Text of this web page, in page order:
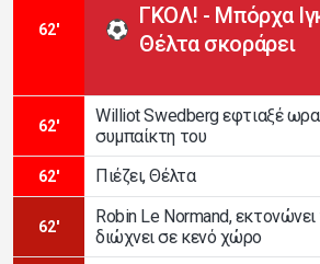
62'
ΓΚΟΛ! - Μπόρχα
Θέλτα σκοράρει
62'
Williot Swedberg εφτιαξέ
συμπαίκτη του
62' Πιέζει, Θέλτα
62'
Robin Le Normand, εκτονώνει
διώχνει σε κενό χώρο